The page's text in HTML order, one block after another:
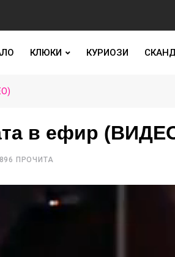
КЛЮКИ КУРИОЗИ
в ефир
896 ПРОЧИТА